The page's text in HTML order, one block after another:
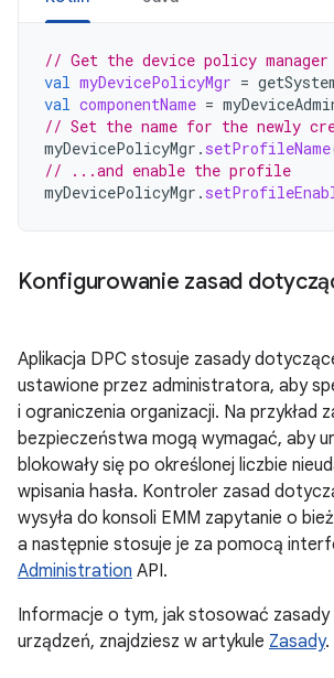
// Get the device policy manager
val myDevicePolicyMgr =
val componentName =
// Set the name for the newly
myDevicePolicyMgr . setProfileName
// ...and enable the profile
myDevicePolicyMgr .
Konfigurowanie zasad
Aplikacja DPC stosuje zasady
ustawione przez administratora, aby
i ograniczenia organizacji. Na przykład
bezpieczeństwa mogą wymagać, aby
blokowały się po określonej liczbie
wpisania hasła. Kontroler zasad
wysyła do konsoli EMM zapytanie o
a następnie stosuje je za pomocą
Administration API.
Informacje o tym, jak stosować
urządzeń, znajdziesz w artykule Zasady.